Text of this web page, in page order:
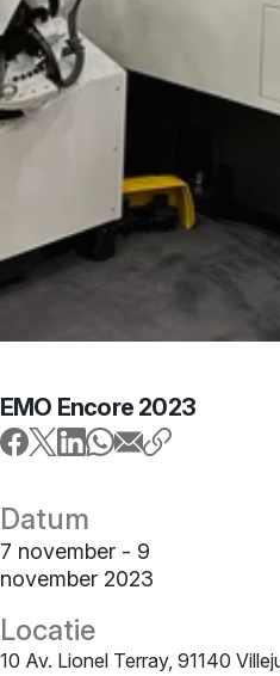
EMO Encore 2023
Datum
7 november - 9
november 2023
Locatie
10 Av. Lionel Terray, 91140